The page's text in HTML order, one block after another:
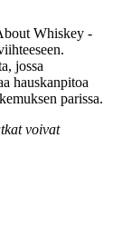
Whiskey -
jossa
hauskanpitoa
parissa.
voivat